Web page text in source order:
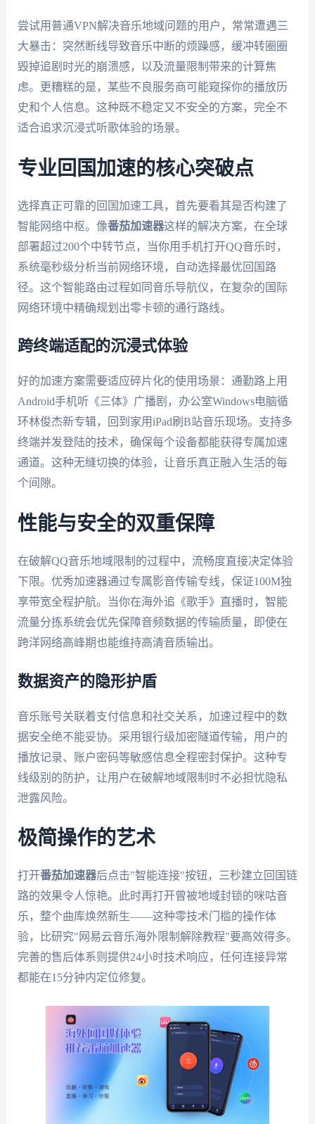
尝试用普通VPN解决音乐地域问题的用户，常常遭遇三
大暴击：突然断线导致音乐中断的烦躁感，缓冲转圈圈
毁掉追剧时光的崩溃感，以及流量限制带来的计算焦
虑。更糟糕的是，某些不良服务商可能窥探你的播放历
史和个人信息。这种既不稳定又不安全的方案，完全不
适合追求沉浸式听歌体验的场景。
专业回国加速的核心突破点
选择真正可靠的回国加速工具，首先要看其是否构建了
智能网络中枢。像番茄加速器这样的解决方案，在全球
部署超过200个中转节点，当你用手机打开QQ音乐时，
系统毫秒级分析当前网络环境，自动选择最优回国路
径。这个智能路由过程如同音乐导航仪，在复杂的国际
网络环境中精确规划出零卡顿的通行路线。
跨终端适配的沉浸式体验
好的加速方案需要适应碎片化的使用场景：通勤路上用
Android手机听《三体》广播剧，办公室Windows电脑循
环林俊杰新专辑，回到家用iPad刷B站音乐现场。支持多
终端并发登陆的技术，确保每个设备都能获得专属加速
通道。这种无缝切换的体验，让音乐真正融入生活的每
个间隙。
性能与安全的双重保障
在破解QQ音乐地域限制的过程中，流畅度直接决定体验
下限。优秀加速器通过专属影音传输专线，保证100M独
享带宽全程护航。当你在海外追《歌手》直播时，智能
流量分拣系统会优先保障音频数据的传输质量，即使在
跨洋网络高峰期也能维持高清音质输出。
数据资产的隐形护盾
音乐账号关联着支付信息和社交关系，加速过程中的数
据安全绝不能妥协。采用银行级加密隧道传输，用户的
播放记录、账户密码等敏感信息全程密封保护。这种专
线级别的防护，让用户在破解地域限制时不必担忧隐私
泄露风险。
极简操作的艺术
打开番茄加速器后点击"智能连接"按钮，三秒建立回国链
路的效果令人惊艳。此时再打开曾被地域封锁的咪咕音
乐，整个曲库焕然新生——这种零技术门槛的操作体
验，比研究"网易云音乐海外限制解除教程"要高效得多。
完善的售后体系则提供24小时技术响应，任何连接异常
都能在15分钟内定位修复。